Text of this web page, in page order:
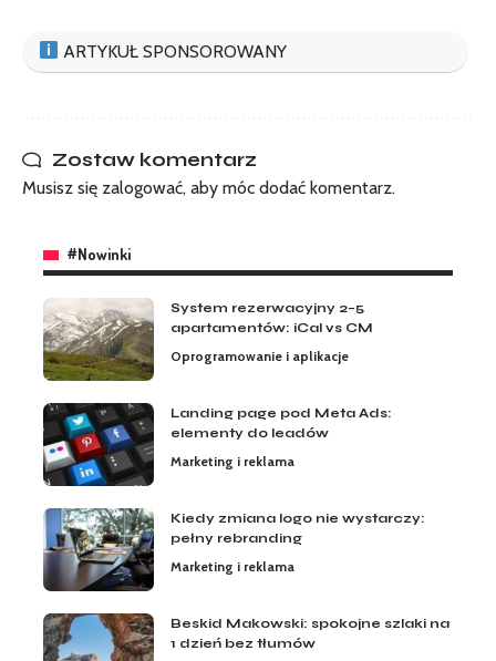
ARTYKUŁ SPONSOROWANY
Zostaw komentarz
Musisz się zalogować, aby móc dodać komentarz.
#Nowinki
System rezerwacyjny 2–5
apartamentów: iCal vs CM
Oprogramowanie i aplikacje
Landing page pod Meta Ads:
elementy do leadów
Marketing i reklama
Kiedy zmiana logo nie wystarczy:
pełny rebranding
Marketing i reklama
Beskid Makowski: spokojne szlaki na
1 dzień bez tłumów